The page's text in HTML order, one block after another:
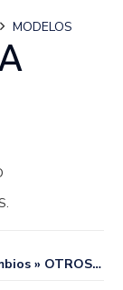
MODELOS
» OTROS…